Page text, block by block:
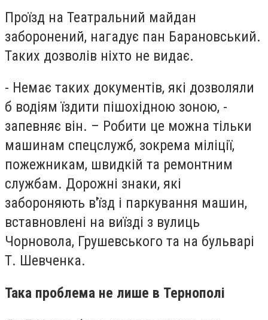
Проїзд на Театральний майдан
заборонений, нагадує пан Барановський.
Таких дозволів ніхто не видає.
- Немає таких документів, які дозволяли
б водіям їздити пішохідною зоною, -
запевняє він. – Робити це можна тільки
машинам спецслужб, зокрема міліції,
пожежникам, швидкій та ремонтним
службам. Дорожні знаки, які
забороняють в'їзд і паркування машин,
вставновлені на виїзді з вулиць
Чорновола, Грушевського та на бульварі
Т. Шевченка.
Така проблема не лише в Тернополі